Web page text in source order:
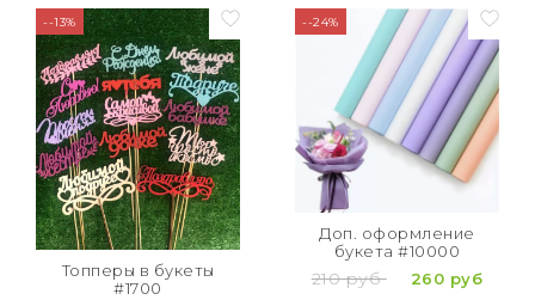
--13%
Топперы в букеты
#1700
--24%
Доп. оформление
букета #10000
210 руб 260 руб